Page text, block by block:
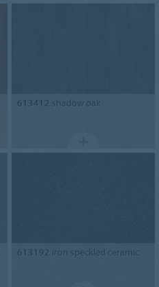
613412 shadow oak
613192 iron speckled ceramic